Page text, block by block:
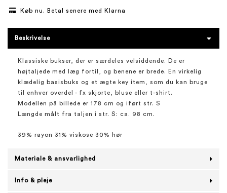
Køb nu. Betal senere med Klarna
Beskrivelse
Klassiske bukser, der er særdeles velsiddende. De er
højtaljede med læg fortil, og benene er brede. En virkelig
klædelig basisbuks og et ægte key item, som du kan bruge
til enhver overdel - fx skjorte, bluse eller t-shirt.
Modellen på billede er 178 cm og iført str. S
Længde målt fra taljen i str. S: ca. 98 cm.
39% rayon 31% viskose 30% hør
Materiale & ansvarlighed
Info & pleje